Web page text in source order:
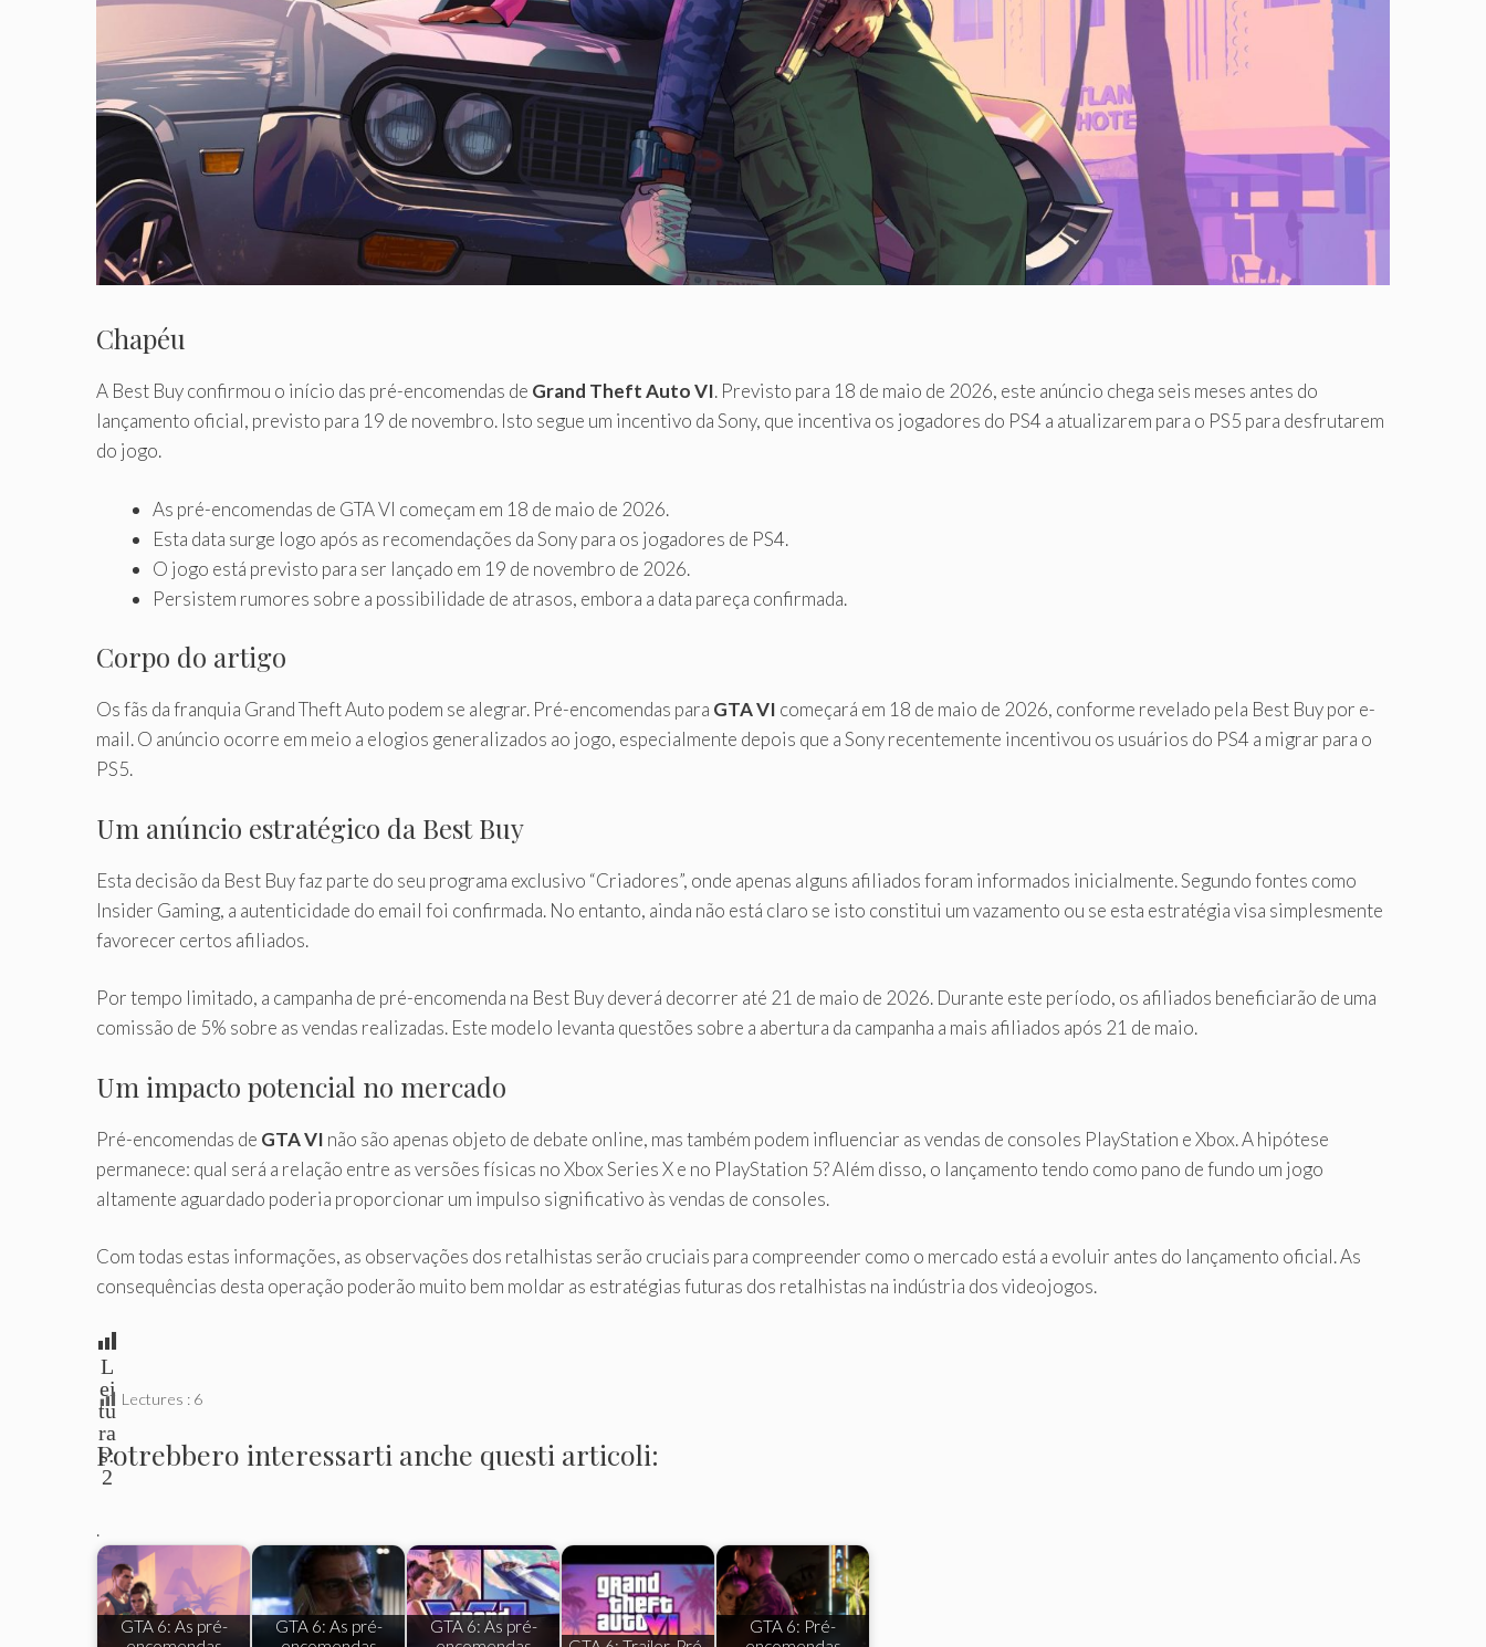
Chapéu
A Best Buy confirmou o início das pré-encomendas de Grand Theft Auto VI. Previsto para 18 de maio de 2026, este anúncio chega seis meses antes do
lançamento oficial, previsto para 19 de novembro. Isto segue um incentivo da Sony, que incentiva os jogadores do PS4 a atualizarem para o PS5 para desfrutarem
do jogo.
As pré-encomendas de GTA VI começam em 18 de maio de 2026.
Esta data surge logo após as recomendações da Sony para os jogadores de PS4.
O jogo está previsto para ser lançado em 19 de novembro de 2026.
Persistem rumores sobre a possibilidade de atrasos, embora a data pareça confirmada.
Corpo do artigo
Os fãs da franquia Grand Theft Auto podem se alegrar. Pré-encomendas para GTA VI começará em 18 de maio de 2026, conforme revelado pela Best Buy por e-
mail. O anúncio ocorre em meio a elogios generalizados ao jogo, especialmente depois que a Sony recentemente incentivou os usuários do PS4 a migrar para o
PS5.
Um anúncio estratégico da Best Buy
Esta decisão da Best Buy faz parte do seu programa exclusivo “Criadores”, onde apenas alguns afiliados foram informados inicialmente. Segundo fontes como
Insider Gaming, a autenticidade do email foi confirmada. No entanto, ainda não está claro se isto constitui um vazamento ou se esta estratégia visa simplesmente
favorecer certos afiliados.
Por tempo limitado, a campanha de pré-encomenda na Best Buy deverá decorrer até 21 de maio de 2026. Durante este período, os afiliados beneficiarão de uma
comissão de 5% sobre as vendas realizadas. Este modelo levanta questões sobre a abertura da campanha a mais afiliados após 21 de maio.
Um impacto potencial no mercado
Pré-encomendas de GTA VI não são apenas objeto de debate online, mas também podem influenciar as vendas de consoles PlayStation e Xbox. A hipótese
permanece: qual será a relação entre as versões físicas no Xbox Series X e no PlayStation 5? Além disso, o lançamento tendo como pano de fundo um jogo
altamente aguardado poderia proporcionar um impulso significativo às vendas de consoles.
Com todas estas informações, as observações dos retalhistas serão cruciais para compreender como o mercado está a evoluir antes do lançamento oficial. As
consequências desta operação poderão muito bem moldar as estratégias futuras dos retalhistas na indústria dos videojogos.
L
ei
tu
ra
s:
2
Lectures : 6
Potrebbero interessarti anche questi articoli:
.
GTA 6: As pré-
GTA 6: As pré-
GTA 6: As pré-
GTA 6: Pré-